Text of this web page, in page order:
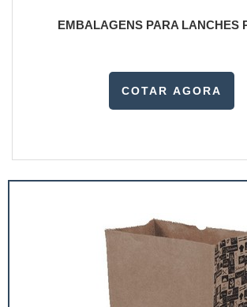
EMBALAGENS PARA LANCHES
COTAR AGORA